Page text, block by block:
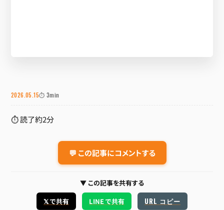
2026.05.15⏱ 3min
⏱ 読了約2分
💬 この記事にコメントする
▼ この記事を共有する
𝕏 で共有
LINE で共有 URL コピー